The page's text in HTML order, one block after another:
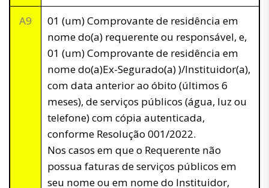
A9
01 (um) Comprovante de residência em
nome do(a) requerente ou responsável, e,
01 (um) Comprovante de residência em
nome do(a)Ex-Segurado(a) )/Instituidor(a),
com data anterior ao óbito (últimos 6
meses), de serviços públicos (água, luz ou
telefone) com cópia autenticada,
conforme Resolução 001/2022.
Nos casos em que o Requerente não
possua faturas de serviços públicos em
seu nome ou em nome do Instituidor,